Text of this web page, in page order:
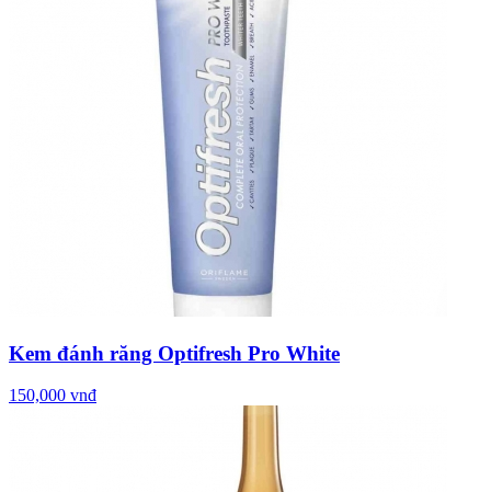
Kem đánh răng Optifresh Pro White
150,000 vnđ